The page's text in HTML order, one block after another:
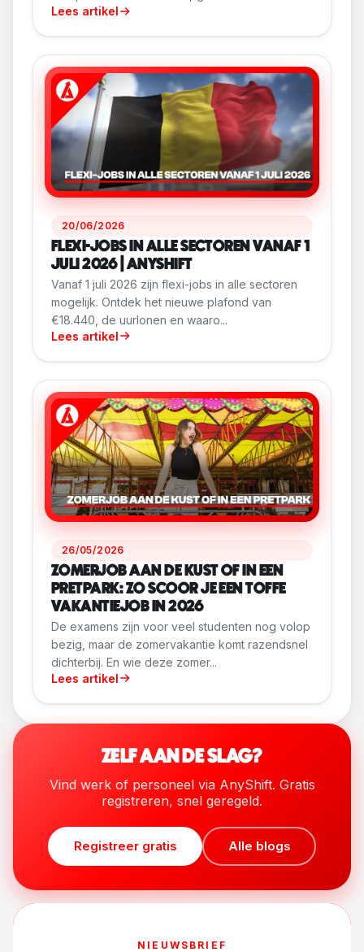
Lees artikel
20/06/2026
FLEXI-JOBS IN ALLE SECTOREN VANAF 1
JULI 2026 | ANYSHIFT
Vanaf 1 juli 2026 zijn flexi-jobs in alle sectoren
mogelijk. Ontdek het nieuwe plafond van
€18.440, de uurlonen en waaro...
Lees artikel
26/05/2026
ZOMERJOB AAN DE KUST OF IN EEN
PRETPARK: ZO SCOOR JE EEN TOFFE
VAKANTIEJOB IN 2026
De examens zijn voor veel studenten nog volop
bezig, maar de zomervakantie komt razendsnel
dichterbij. En wie deze zomer...
Lees artikel
ZELF AAN DE SLAG?
Vind werk of personeel via AnyShift. Gratis
registreren, snel geregeld.
Registreer gratis Alle blogs
NIEUWSBRIEF